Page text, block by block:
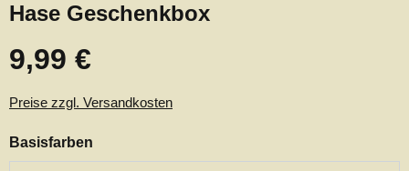
Hase Geschenkbox
Regulärer Preis:
9,99 €
Preise zzgl. Versandkosten
Basisfarben